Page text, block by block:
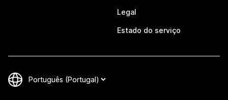
Legal
Estado do serviço